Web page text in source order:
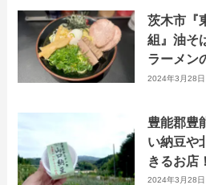
茨木市『
組』油そ
ラーメン
から徒歩2
2024年3月28日
豊能郡豊
い納豆や
きるお店
放題のラ
2024年3月28日